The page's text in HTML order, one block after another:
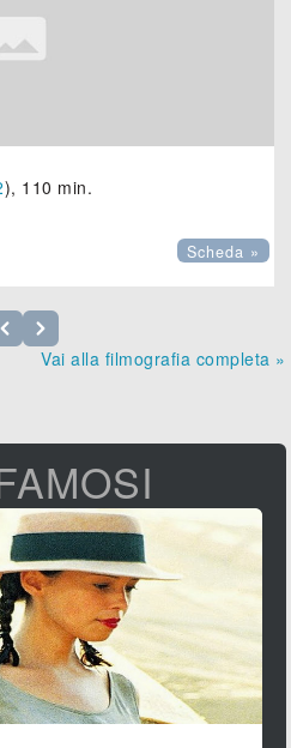
), 110 min.
Scheda »
Vai alla filmografia completa »